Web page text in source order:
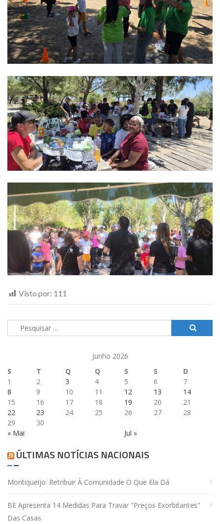
Visto por: 111
Pesquisar
por:
Junho 2026
S
T Q Q S S D
« Mai Jul »
1 2 3 4 5 6
7
8
9 10 11 12 13
14
15
16 17 18 19 20
21
22
23 24 25 26 27
28
29
30
ÚLTIMAS NOTÍCIAS NACIONAIS
Montiqueijo: Retribuir À Comunidade O Que Ela Dá
BE Apresenta 14 Medidas Para Travar "preços Exorbitantes"
Das Casas